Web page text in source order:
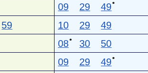
09 29 49●
59 10 29 49
08● 30 50
09 29 49●